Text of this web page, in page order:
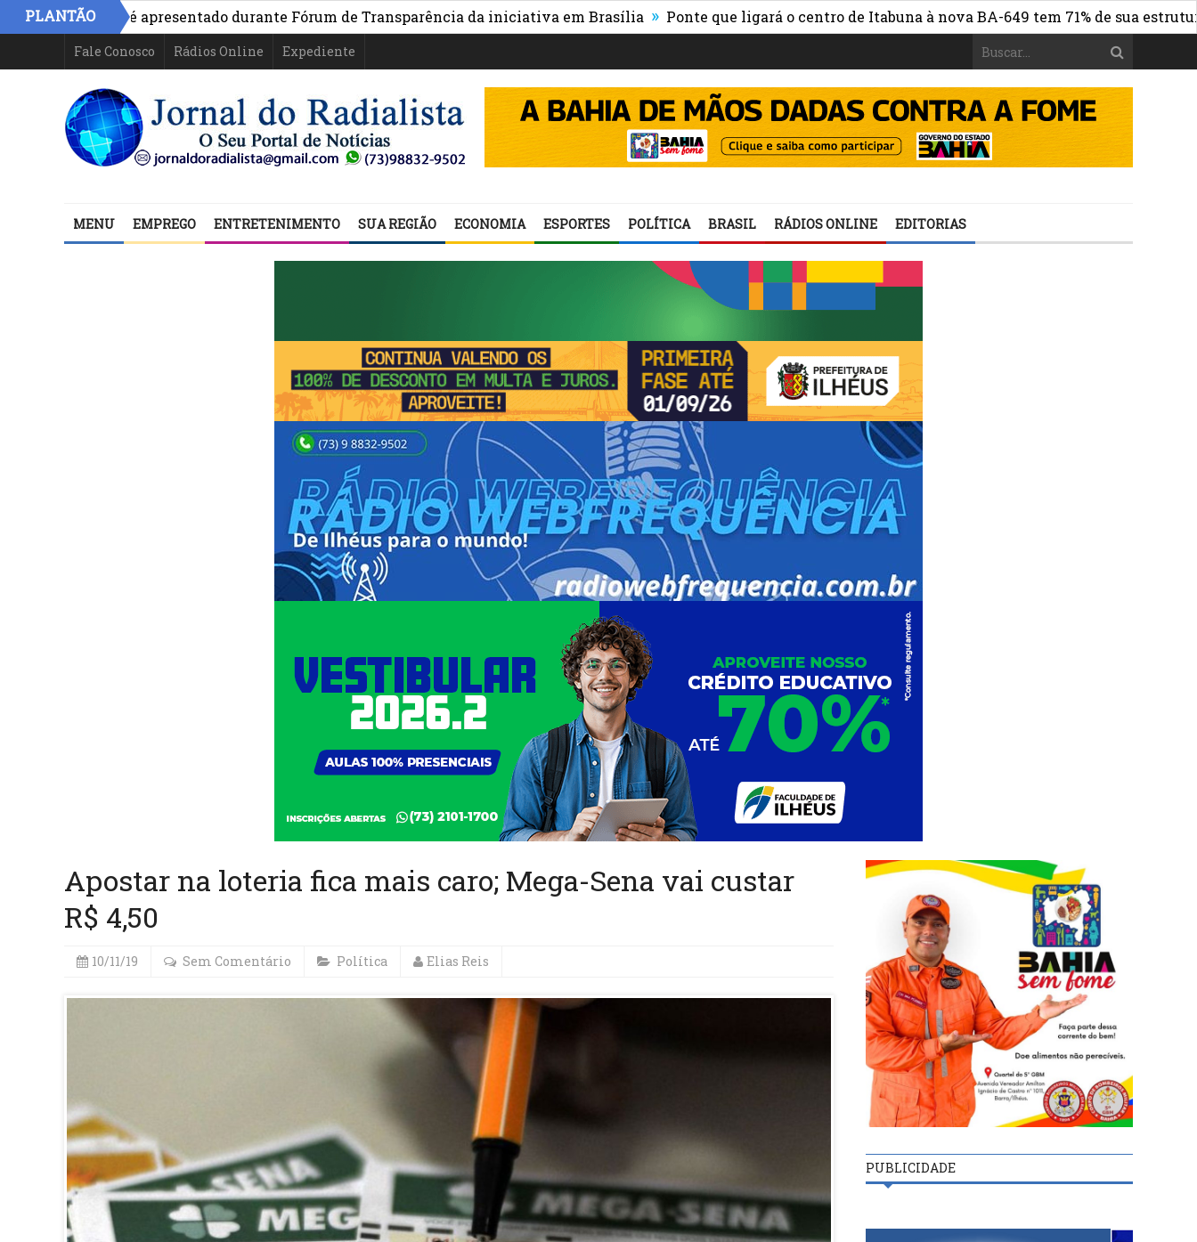
PLANTÃO
Bahia é apresentado durante Fórum de Transparência da iniciativa em Brasília » Ponte que ligará o centro de Itabuna à nova BA-649 tem 71% de sua estrutura de
Fale Conosco Rádios Online Expediente
MENU EMPREGO ENTRETENIMENTO SUA REGIÃO ECONOMIA ESPORTES POLÍTICA BRASIL RÁDIOS ONLINE EDITORIAS
Apostar na loteria fica mais caro; Mega-Sena vai custar
R$ 4,50
10/11/19 Sem Comentário Política Elias Reis
PUBLICIDADE